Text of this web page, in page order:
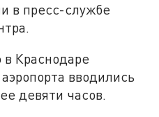
в пресс-службе
Краснодаре
вводились
девяти часов.